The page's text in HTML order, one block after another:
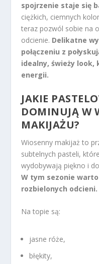
spojrzenie staje się
ciężkich, ciemnych
teraz pozwól sobie na
odcienie. Delikatne
połączeniu z
idealny, świeży look,
energii.
JAKIE
DOMINUJĄ W
MAKIJAŻU?
Wiosenny makijaż to
subtelnych pasteli,
wydobywają piękno i
W tym sezonie
rozbielonych odcieni.
Na topie są:
jasne róże,
błękity,